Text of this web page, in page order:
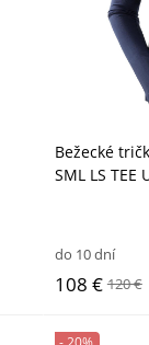
Bežecké
SML LS TEE
do 10 dní
108 € 120 €